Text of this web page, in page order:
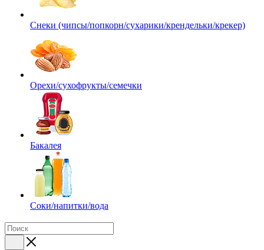
Снеки (чипсы/попкорн/сухарики/крендельки/крекер)
Орехи/сухофрукты/семечки
Бакалея
Соки/напитки/вода